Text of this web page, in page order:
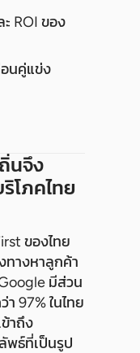
ROI ของ
นคู่แข่ง
นจึง
โภคไทย
ของไทย
ทางหาลูกค้า
มีส่วน
97% ในไทย
าถึง
พธ์ที่เป็นรูป